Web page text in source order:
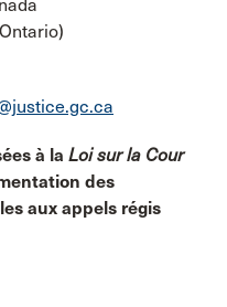
à la Loi sur la Cour
des
aux appels régis